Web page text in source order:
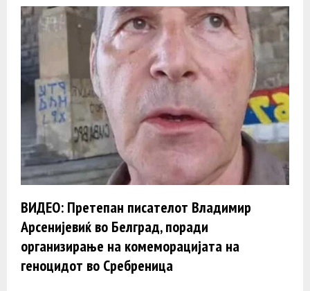
ВИДЕО: Претепан писателот Владимир
Арсенијевиќ во Белград, поради
организирање на комеморацијата на
геноцидот во Сребреница